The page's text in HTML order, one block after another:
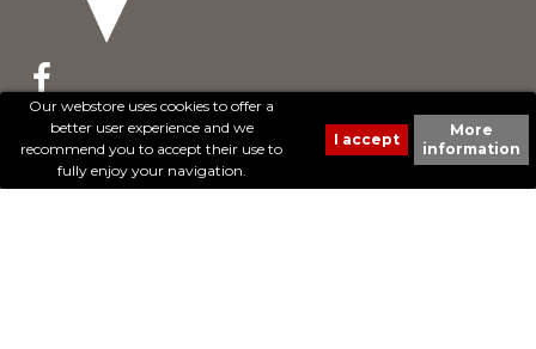
Our webstore uses cookies to offer a
better user experience and we
recommend you to accept their use to
fully enjoy your navigation.
More
information
© 2017 - Cheval Liberté. Tous droits réservés.
Création de sites Internet | ProduWeb